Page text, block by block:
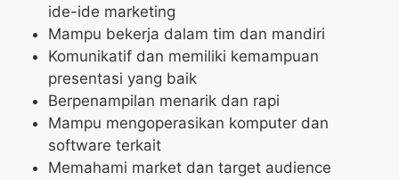
ide-ide marketing
Mampu bekerja dalam tim dan mandiri
Komunikatif dan memiliki kemampuan
presentasi yang baik
Berpenampilan menarik dan rapi
Mampu mengoperasikan komputer dan
software terkait
Memahami market dan target audience